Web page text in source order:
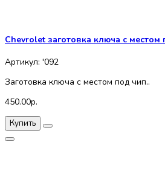
Chevrolet заготовка ключа с местом
Артикул: '092
Заготовка ключа с местом под чип..
450.00р.
Купить